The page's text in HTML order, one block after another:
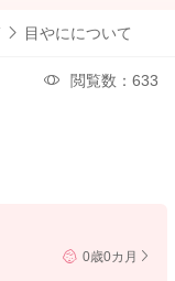
目やにについて
閲覧数：633
0歳0カ月